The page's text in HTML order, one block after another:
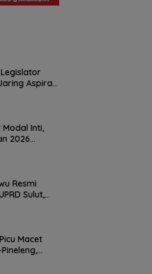
Aspirasi
Modal Inti,
2026
Resmi
Sulut,
Macet